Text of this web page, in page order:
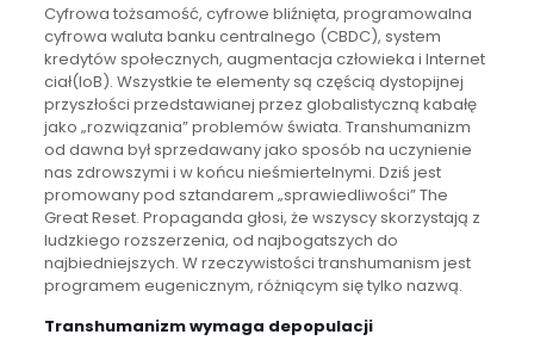
Cyfrowa tożsamość, cyfrowe bliźnięta, programowalna
cyfrowa waluta banku centralnego (CBDC), system
kredytów społecznych, augmentacja człowieka i Internet
ciał(IoB). Wszystkie te elementy są częścią dystopijnej
przyszłości przedstawianej przez globalistyczną kabałę
jako „rozwiązania” problemów świata. Transhumanizm
od dawna był sprzedawany jako sposób na uczynienie
nas zdrowszymi i w końcu nieśmiertelnymi. Dziś jest
promowany pod sztandarem „sprawiedliwości” The
Great Reset. Propaganda głosi, że wszyscy skorzystają z
ludzkiego rozszerzenia, od najbogatszych do
najbiedniejszych. W rzeczywistości transhumanism jest
programem eugenicznym, różniącym się tylko nazwą.
Transhumanizm wymaga depopulacji